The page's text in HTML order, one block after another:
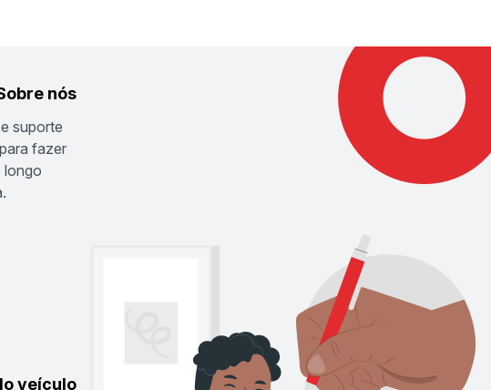
nós
suporte
fazer
longo
veículo